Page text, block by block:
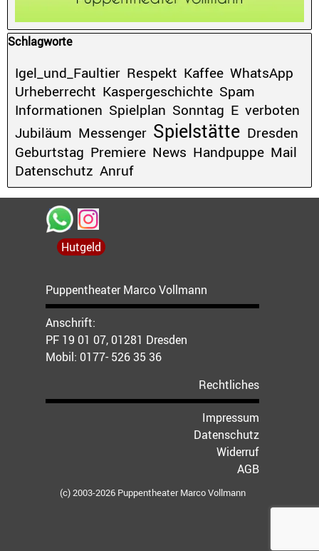
Block überspringen Schlagworte
Schlagworte
Igel_und_Faultier Respekt Kaffee WhatsApp
Urheberrecht Kaspergeschichte Spam
Informationen Spielplan Sonntag E verboten
Jubiläum Messenger Spielstätte Dresden
Geburtstag Premiere News Handpuppe Mail
Datenschutz Anruf
Puppentheater Marco Vollmann
Anschrift:
PF 19 01 07, 01281 Dresden
Mobil: 0177- 526 35 36
Rechtliches
Impressum
Datenschutz
Widerruf
AGB
Hutgeld
(c) 2003-2026 Puppentheater Marco Vollmann